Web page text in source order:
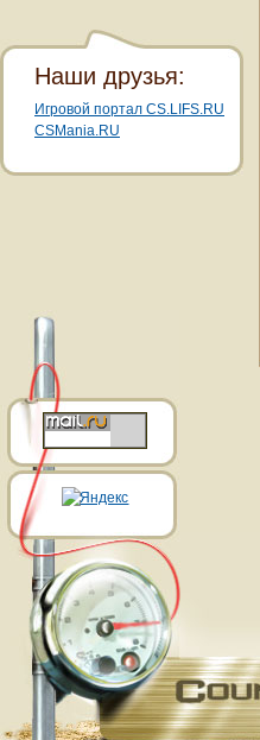
Наши друзья:
Игровой портал CS.LIFS.RU
CSMania.RU